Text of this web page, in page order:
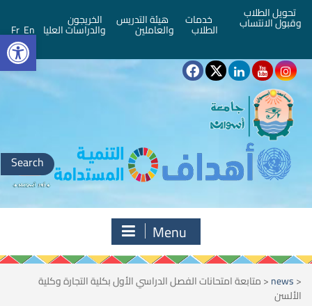
تحويل الطلاب
وقبول الانتساب خدمات
الطلاب
هيئة التدريس
والعاملين
الخريجون
والدراسات العليا En
Fr
Search
for:
Menu
<
news
<متابعة امتحانات الفصل الدراسي الأول بكلية التجارة وكلية
الألسن